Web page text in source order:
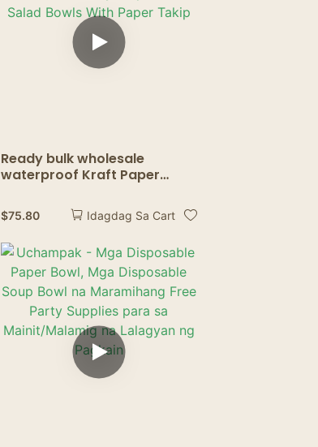
Ready bulk wholesale
waterproof Kraft Paper
Disposable Salad Bowls With
Paper Takip
$75.80 Idagdag Sa Cart